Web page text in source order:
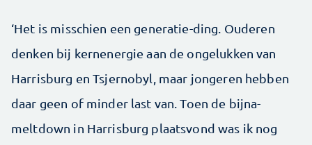
‘Het is misschien een generatie-ding. Ouderen
denken bij kernenergie aan de ongelukken van
Harrisburg en Tsjernobyl, maar jongeren hebben
daar geen of minder last van. Toen de bijna-
meltdown in Harrisburg plaatsvond was ik nog